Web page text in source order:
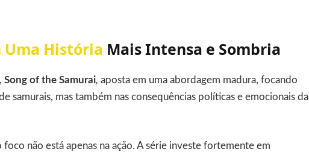
Uma História Mais Intensa e Sombria
Song of the Samurai, aposta em uma abordagem madura, focando
samurais, mas também nas consequências políticas e emocionais da
não está apenas na ação. A série investe fortemente em